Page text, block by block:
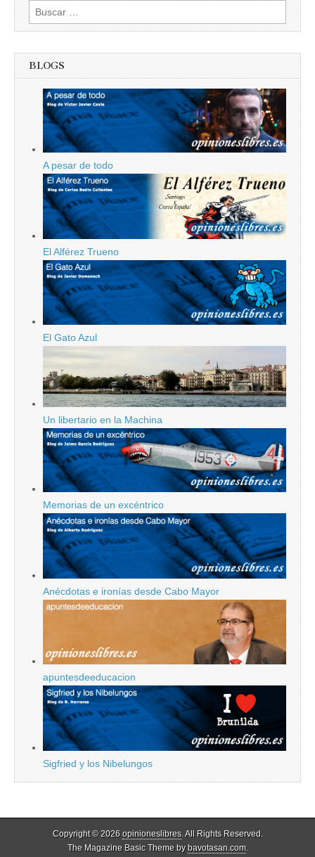
Buscar:
BLOGS
A pesar de todo
El Alférez Trueno
El Gato Azul
Un libertario en la Machina
Memorias de un excéntrico
Anécdotas e ironías desde Cabo Mayor
apuntesdeeducacion
Sigfried y los Nibelungos
Copyright © 2026 opinioneslibres. All Rights Reserved.
The Magazine Basic Theme bybavotasan.com.